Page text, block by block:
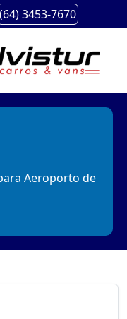
(64) 3453-7670
Aeroporto de